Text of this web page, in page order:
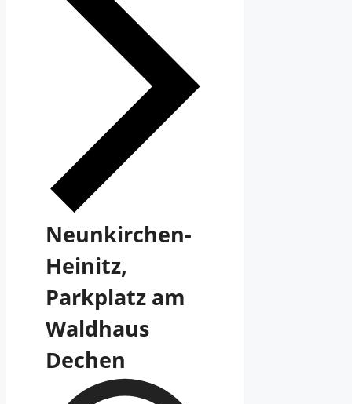
Neunkirchen-
Heinitz,
Parkplatz am
Waldhaus
Dechen